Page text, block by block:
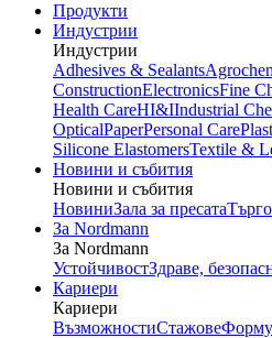
Продукти
Индустрии
Индустрии
Adhesives & Sealants
ConstructionElectronicsFine
Health CareHI&IIndustrial
OpticalPaperPersonal Care
Silicone ElastomersTextile &
Новини и събития
Новини и събития
НовиниЗала за пресата
За Nordmann
За Nordmann
УстойчивостЗдраве,
Кариери
Кариери
ВъзможностиСтажове